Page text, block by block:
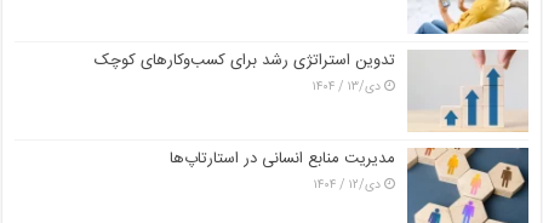
تدوین استراتژی رشد برای کسب‌وکارهای کوچک
دی/۱۳ / ۱۴۰۴
مدیریت منابع انسانی در استارتاپ‌ها
دی/۱۲ / ۱۴۰۴